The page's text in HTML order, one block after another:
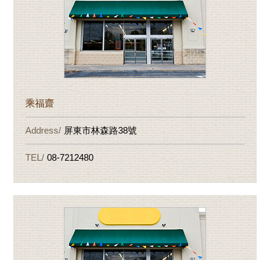
乘福齋
屏東市林森路38號
08-7212480